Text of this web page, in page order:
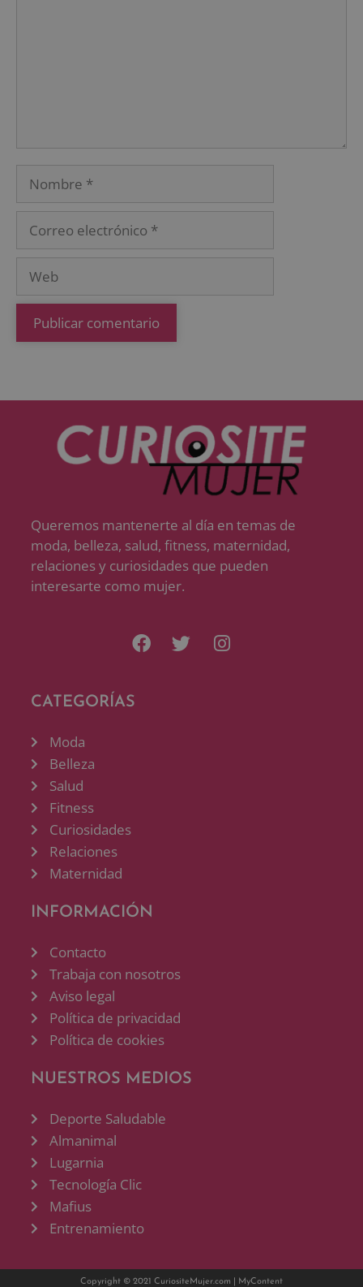
Queremos mantenerte al día en temas de
moda, belleza, salud, fitness, maternidad,
relaciones y curiosidades que pueden
interesarte como mujer.
CATEGORÍAS
Moda
Belleza
Salud
Fitness
Curiosidades
Relaciones
Maternidad
INFORMACIÓN
Contacto
Trabaja con nosotros
Aviso legal
Política de privacidad
Política de cookies
NUESTROS MEDIOS
Deporte Saludable
Almanimal
Lugarnia
Tecnología Clic
Mafius
Entrenamiento
Copyright © 2021 CuriositeMujer.com | MyContent